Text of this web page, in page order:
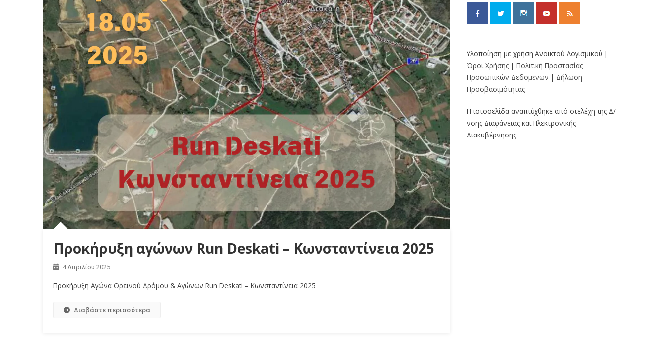
Προκήρυξη αγώνων Run Deskati – Κωνσταντίνεια 2025
4 Απριλίου 2025
Προκήρυξη Αγώνα Ορεινού Δρόμου & Αγώνων Run Deskati – Κωνσταντίνεια 2025
Διαβάστε περισσότερα
Υλοποίηση με χρήση Ανοικτού Λογισμικού |
Όροι Χρήσης |Πολιτική Προστασίας
Προσωπικών Δεδομένων | Δήλωση
Προσβασιμότητας
Η ιστοσελίδα αναπτύχθηκε από στελέχη της Δ/
νσης Διαφάνειας και Ηλεκτρονικής
Διακυβέρνησης